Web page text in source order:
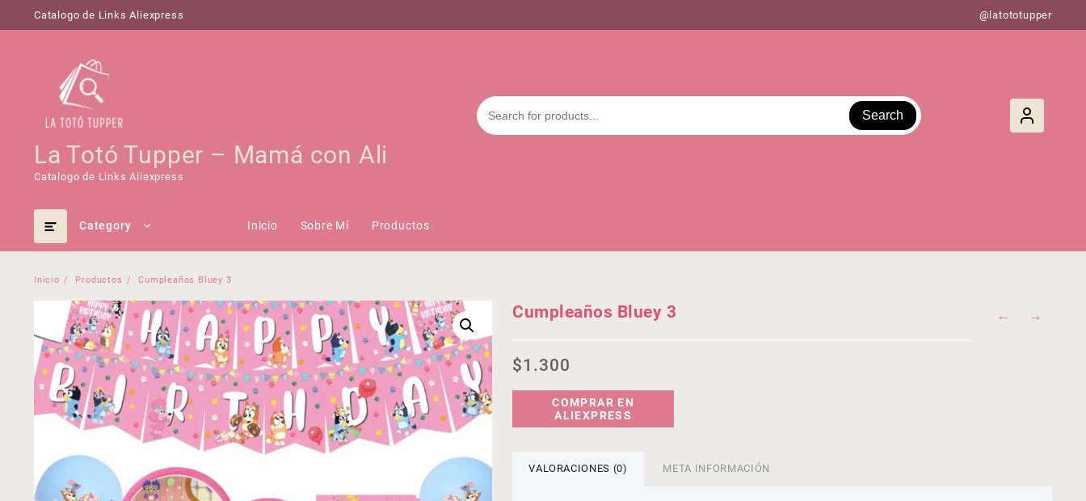
Catalogo de Links Aliexpress @latototupper
La Totó Tupper – Mamá con Ali
Catalogo de Links Aliexpress
Search
Category Inicio Sobre Mí Productos
Inicio Productos Cumpleaños Bluey 3
← →
Cumpleaños Bluey 3
$1.300
COMPRAR EN
ALIEXPRESS
VALORACIONES (0) META INFORMACIÓN